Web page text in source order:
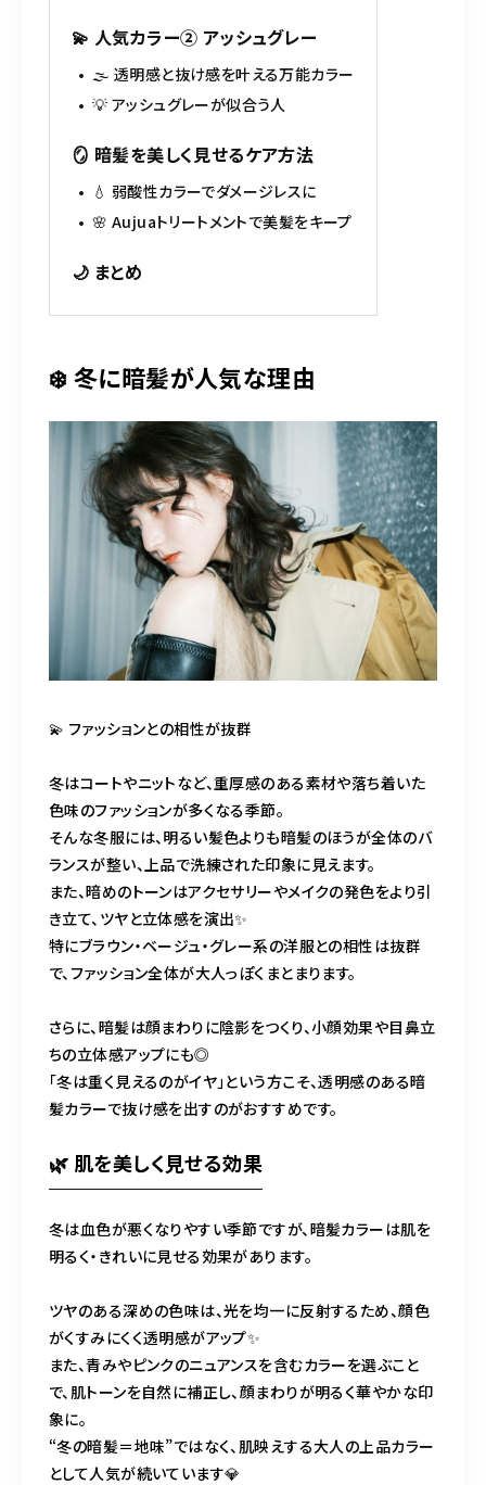
💫 人気カラー② アッシュグレー
🌫️ 透明感と抜け感を叶える万能カラー
💡 アッシュグレーが似合う人
🪞 暗髪を美しく見せるケア方法
💧 弱酸性カラーでダメージレスに
🌸 Aujuaトリートメントで美髪をキープ
🌙 まとめ
❄️ 冬に暗髪が人気な理由
💫 ファッションとの相性が抜群
冬はコートやニットなど、重厚感のある素材や落ち着いた
色味のファッションが多くなる季節。
そんな冬服には、明るい髪色よりも暗髪のほうが全体のバ
ランスが整い、上品で洗練された印象に見えます。
また、暗めのトーンはアクセサリーやメイクの発色をより引
き立て、ツヤと立体感を演出✨
特にブラウン・ベージュ・グレー系の洋服との相性は抜群
で、ファッション全体が大人っぽくまとまります。
さらに、暗髪は顔まわりに陰影をつくり、小顔効果や目鼻立
ちの立体感アップにも◎
「冬は重く見えるのがイヤ」という方こそ、透明感のある暗
髪カラーで抜け感を出すのがおすすめです。
🌿 肌を美しく見せる効果
冬は血色が悪くなりやすい季節ですが、暗髪カラーは肌を
明るく・きれいに見せる効果があります。
ツヤのある深めの色味は、光を均一に反射するため、顔色
がくすみにくく透明感がアップ✨
また、青みやピンクのニュアンスを含むカラーを選ぶこと
で、肌トーンを自然に補正し、顔まわりが明るく華やかな印
象に。
“冬の暗髪＝地味”ではなく、肌映えする大人の上品カラー
として人気が続いています💎